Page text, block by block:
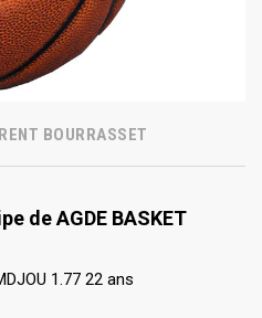
BOURRASSET
de AGDE BASKET
1.77 22 ans